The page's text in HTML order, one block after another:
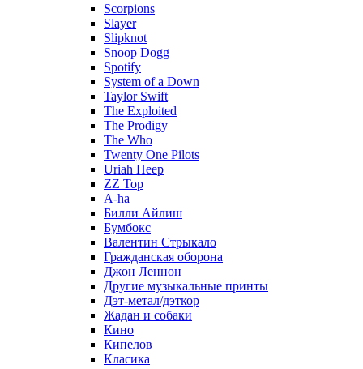
Scorpions
Slayer
Slipknot
Snoop Dogg
Spotify
System of a Down
Taylor Swift
The Exploited
The Prodigy
The Who
Twenty One Pilots
Uriah Heep
ZZ Top
А-ha
Билли Айлиш
Бумбокс
Валентин Стрыкало
Гражданская оборона
Джон Леннон
Другие музыкальные принты
Дэт-метал/дэткор
Жадан и собаки
Кино
Кипелов
Класика